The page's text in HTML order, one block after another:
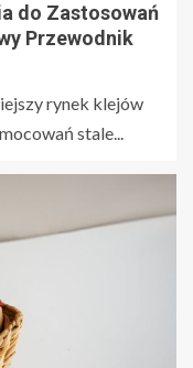
do Zastosowań
Przewodnik
rynek klejów
stale...